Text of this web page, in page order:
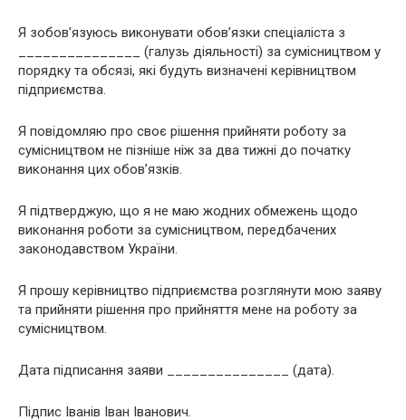
Я зобов’язуюсь виконувати обов’язки спеціаліста з
_______________ (галузь діяльності) за сумісництвом у
порядку та обсязі, які будуть визначені керівництвом
підприємства.
Я повідомляю про своє рішення прийняти роботу за
сумісництвом не пізніше ніж за два тижні до початку
виконання цих обов’язків.
Я підтверджую, що я не маю жодних обмежень щодо
виконання роботи за сумісництвом, передбачених
законодавством України.
Я прошу керівництво підприємства розглянути мою заяву
та прийняти рішення про прийняття мене на роботу за
сумісництвом.
Дата підписання заяви _______________ (дата).
Підпис Іванів Іван Іванович.